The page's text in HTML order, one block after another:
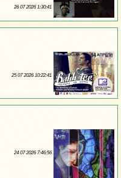
26 07 2026 1:30:41
25 07 2026 10:22:41
24 07 2026 7:46:56